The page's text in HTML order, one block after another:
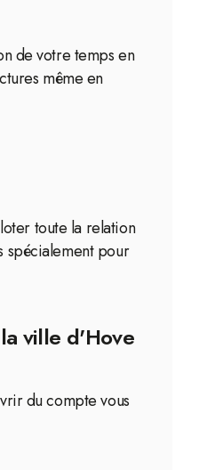
de votre temps en
même en
toute la relation
spécialement pour
ville d'Hove
du compte vous